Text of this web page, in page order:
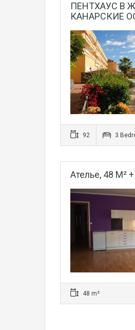
ПЕНТХАУС В
КАНАРСКИЕ
92 3
Ателье, 48 M²
48 m²